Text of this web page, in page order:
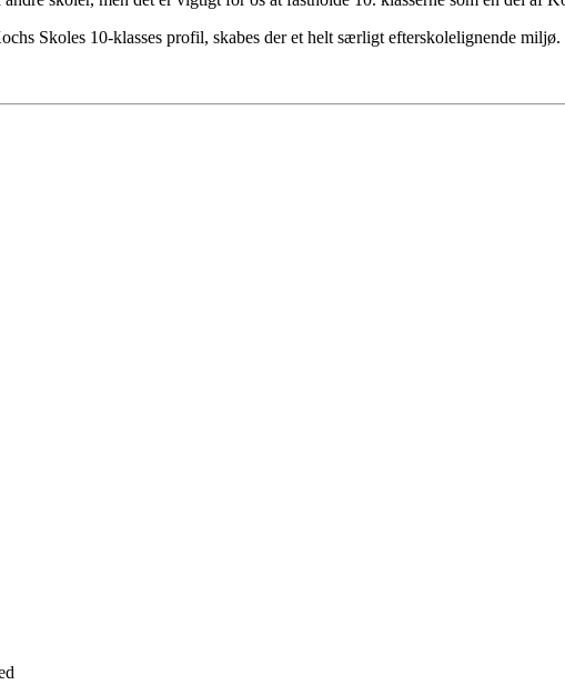
Skoles 10-klasses profil, skabes der et helt særligt efterskolelignende miljø.